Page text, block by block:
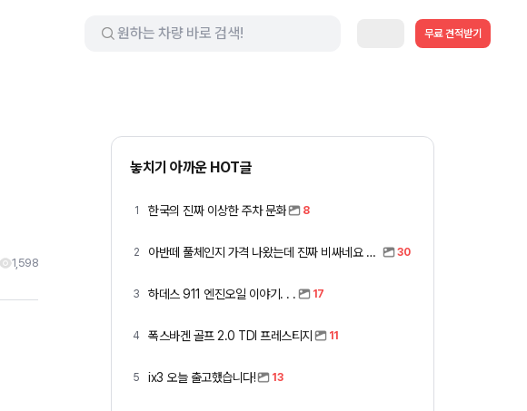
무료 견적받기
1,598
놓치기 아까운 HOT글
1 한국의 진짜 이상한 주차 문화 8
2 아반떼 풀체인지 가격 나왔는데 진짜 비싸네요 ㅎㅎ 30
3 하데스 911 엔진오일 이야기. . . 17
4 폭스바겐 골프 2.0 TDI 프레스티지 11
5 ix3 오늘 출고했습니다! 13